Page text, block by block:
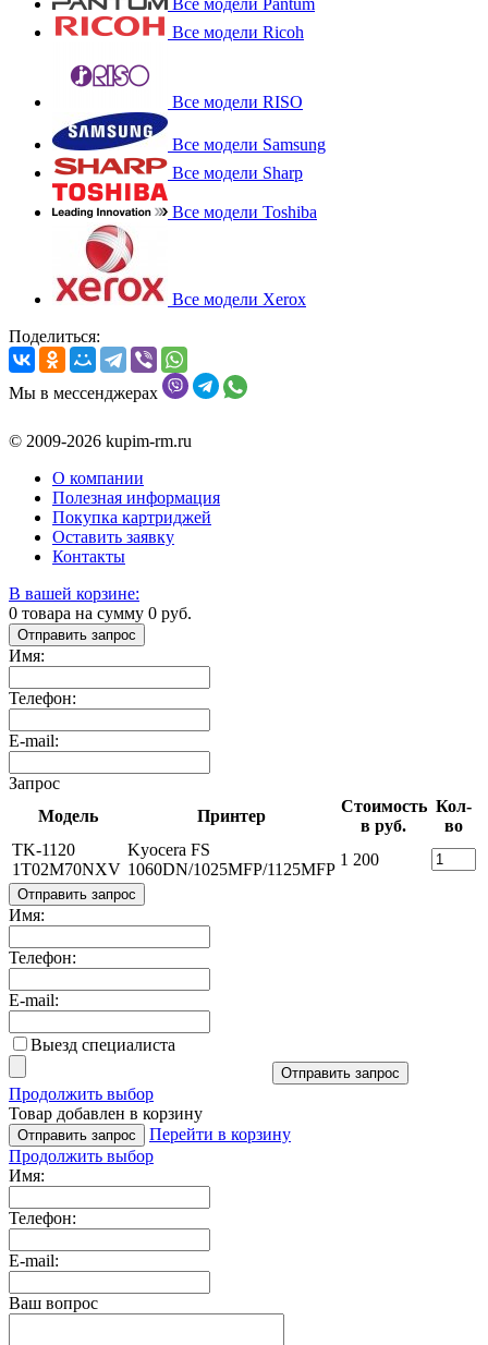
Все модели Ricoh
Все модели RISO
Все модели Samsung
Все модели Sharp
Все модели Toshiba
Все модели Xerox
Поделиться:
Мы в мессенджерах
© 2009-2026 kupim-rm.ru
О компании
Полезная информация
Покупка картриджей
Оставить заявку
Контакты
В вашей корзине:
0 товара на сумму 0 руб.
Отправить запрос
Имя:
Телефон:
E-mail:
Запрос
Модель
Принтер
Стоимость
в руб.
Кол-
во
TK-1120
1T02M70NXV
Kyocera FS
1060DN/1025MFP/1125MFP
1 200
Отправить запрос
Имя:
Телефон:
E-mail:
Выезд специалиста
Отправить запрос
Продолжить выбор
Товар добавлен в корзину
Отправить запрос
Перейти в корзину
Продолжить выбор
Имя:
Телефон:
E-mail:
Ваш вопрос